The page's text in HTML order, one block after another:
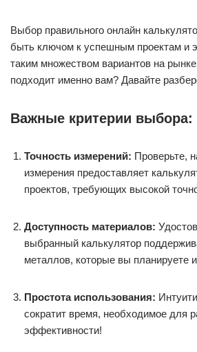
Выбор правильного онлайн
быть ключом к успешным проектам и
таким множеством вариантов на
подходит именно вам? Давайте
Важные критерии выбора:
Точность измерений: Проверьте,
измерения предоставляет
проектов, требующих высокой
Доступность материалов:
выбранный калькулятор
металлов, которые вы планируете
Простота использования:
сократит время, необходимое для
эффективности!